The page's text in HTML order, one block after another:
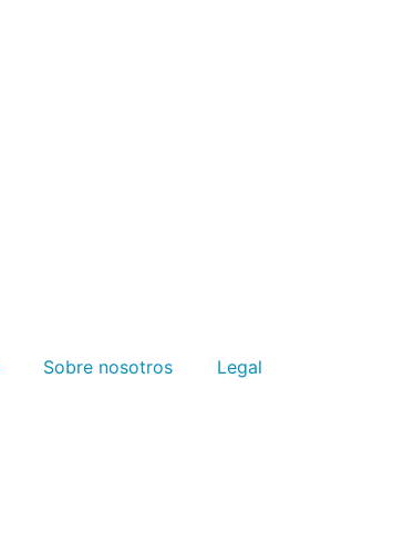
Sobre nosotros Legal